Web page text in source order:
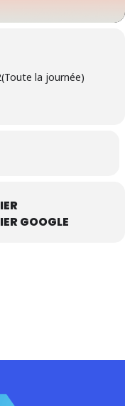
(Toute la journée)
GOOGLE